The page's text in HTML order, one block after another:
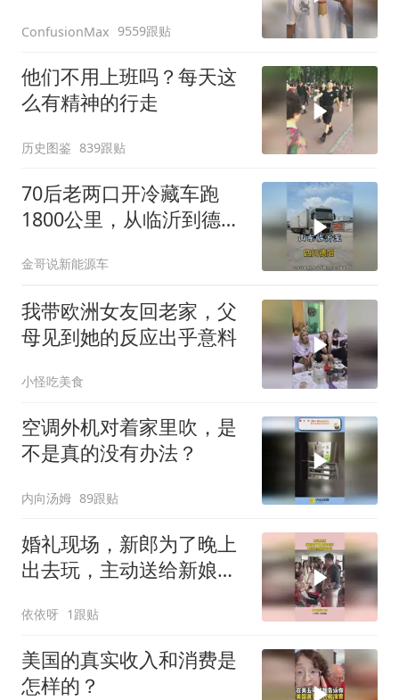
ConfusionMax 9559跟贴
他们不用上班吗？每天这
么有精神的行走
历史图鉴 839跟贴
70后老两口开冷藏车跑
1800公里，从临沂到德阳
金哥说新能源车
我带欧洲女友回老家，父
母见到她的反应出乎意料
小怪吃美食
空调外机对着家里吹，是
不是真的没有办法？
内向汤姆 89跟贴
婚礼现场，新郎为了晚上
出去玩，主动送给新娘包
依依呀 1跟贴
美国的真实收入和消费是
怎样的？